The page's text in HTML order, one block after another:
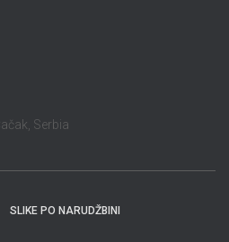
Serbia
SLIKE PO NARUDŽBINI